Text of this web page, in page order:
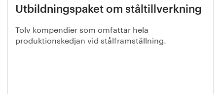
Utbildningspaket om ståltillverkning
Tolv kompendier som omfattar hela
produktionskedjan vid stålframställning.